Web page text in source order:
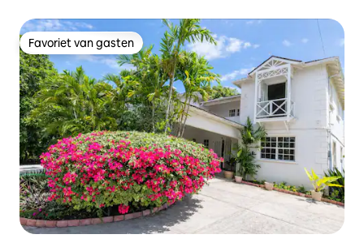
Favoriet van gasten
Favoriet van gasten